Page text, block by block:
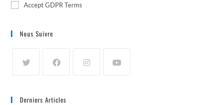
Accept GDPR Terms
Nous Suivre
Derniers Articles